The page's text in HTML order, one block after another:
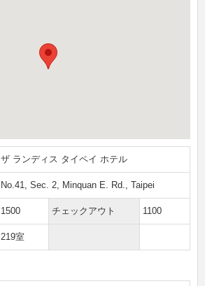
ザ ランディス タイペイ ホテル
No.41, Sec. 2, Minquan E. Rd., Taipei
1500 チェックアウト 1100
219室